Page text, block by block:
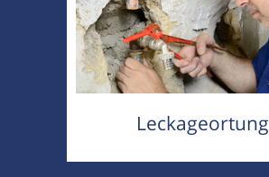
Leckageortung